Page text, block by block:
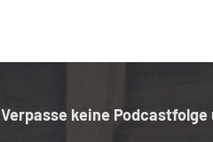
Verpasse keine